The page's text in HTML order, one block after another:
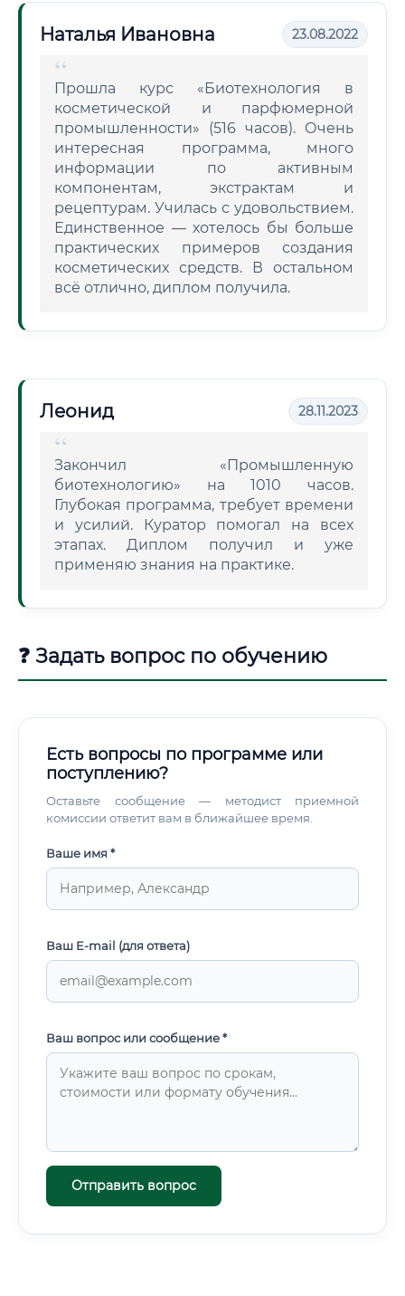
Наталья Ивановна 23.08.2022
Прошла курс «Биотехнология в
косметической и парфюмерной
промышленности» (516 часов). Очень
интересная программа, много
информации по активным
компонентам, экстрактам и
рецептурам. Училась с удовольствием.
Единственное — хотелось бы больше
практических примеров создания
косметических средств. В остальном
всё отлично, диплом получила.
Леонид 28.11.2023
Закончил «Промышленную
биотехнологию» на 1010 часов.
Глубокая программа, требует времени
и усилий. Куратор помогал на всех
этапах. Диплом получил и уже
применяю знания на практике.
❓ Задать вопрос по обучению
Есть вопросы по программе или
поступлению?
Оставьте сообщение — методист приемной
комиссии ответит вам в ближайшее время.
Ваше имя *
Ваш E-mail (для ответа)
Ваш вопрос или сообщение *
Отправить вопрос